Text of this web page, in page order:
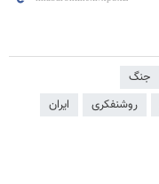
جنگ
روشنفکری
ایران